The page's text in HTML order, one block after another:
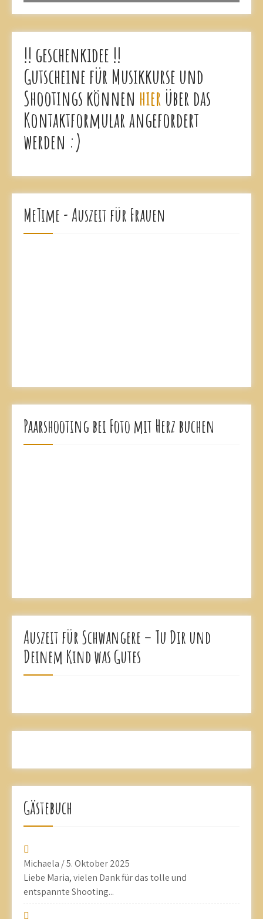
!! geschenkidee !!
Gutscheine für Musikkurse und
Shootings können hier über das
Kontaktformular angefordert
werden :)
MeTime - Auszeit für Frauen
Paarshooting bei Foto mit Herz buchen
Auszeit für Schwangere – Tu Dir und
Deinem Kind was Gutes
Gästebuch
Michaela /5. Oktober 2025
Liebe Maria, vielen Dank für das tolle und
entspannte Shooting...